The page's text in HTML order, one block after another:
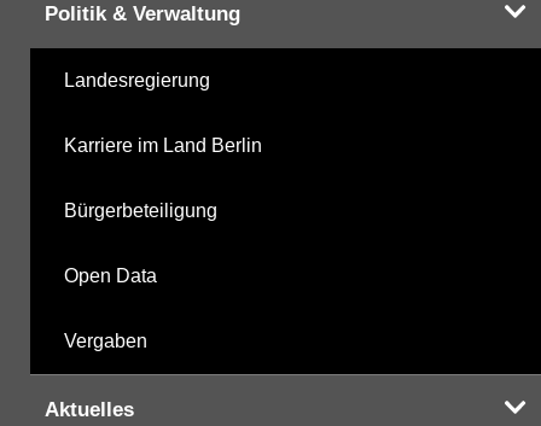
Politik & Verwaltung
Landesregierung
Karriere im Land Berlin
Bürgerbeteiligung
Open Data
Vergaben
Aktuelles